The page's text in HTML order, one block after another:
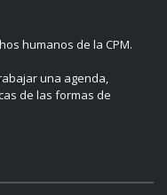
humanos de la CPM.
una agenda,
de las formas de